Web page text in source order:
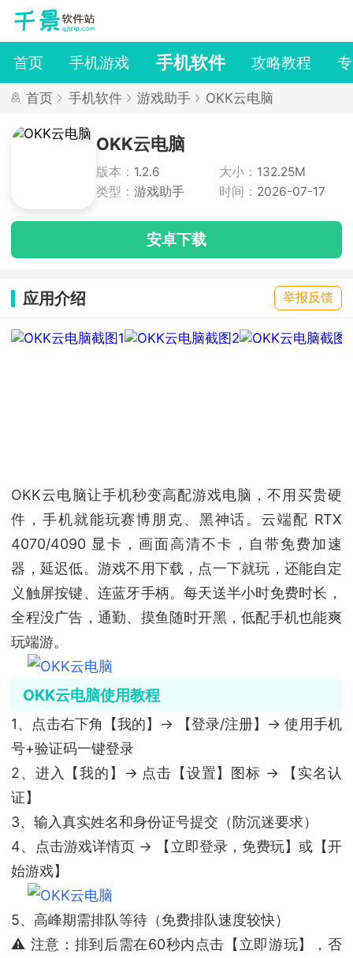
首页 手机游戏 手机软件 攻略教程
首页 手机软件 游戏助手 OKK云电脑
OKK云电脑
版本： 1.2.6 大小： 132.25M
类型： 游戏助手 时间： 2026-07-17
安卓下载
应用介绍 举报反馈
OKK云电脑让手机秒变高配游戏电脑，不用买贵硬
件，手机就能玩赛博朋克、黑神话。云端配 RTX
4070/4090 显卡，画面高清不卡，自带免费加速
器，延迟低。游戏不用下载，点一下就玩，还能自定
义触屏按键、连蓝牙手柄。每天送半小时免费时长，
全程没广告，通勤、摸鱼随时开黑，低配手机也能爽
玩端游。
OKK云电脑使用教程
1、点击右下角【我的】→ 【登录/注册】→ 使用手机
号+验证码一键登录
2、进入【我的】→ 点击【设置】图标 → 【实名认
证】
3、输入真实姓名和身份证号提交（防沉迷要求）
4、点击游戏详情页 → 【立即登录，免费玩】或【开
始游戏】
5、高峰期需排队等待（免费排队速度较快）
⚠️ 注意：排到后需在60秒内点击【立即游玩】，否